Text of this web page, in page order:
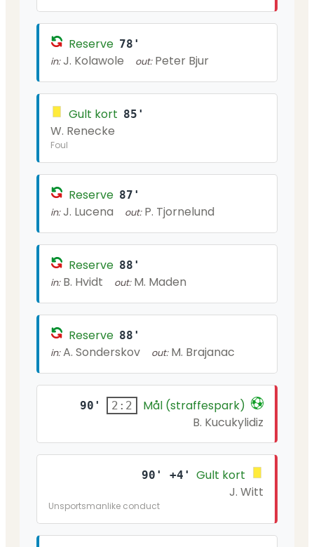
Reserve 78'
in: J. Kolawole out: Peter Bjur
Gult kort 85'
W. Renecke
Foul
Reserve 87'
in: J. Lucena out: P. Tjornelund
Reserve 88'
in: B. Hvidt out: M. Maden
Reserve 88'
in: A. Sonderskov out: M. Brajanac
90' 2:2
Mål (straffespark)
B. Kucukylidiz
90' +4'
Gult kort
J. Witt
Unsportsmanlike conduct